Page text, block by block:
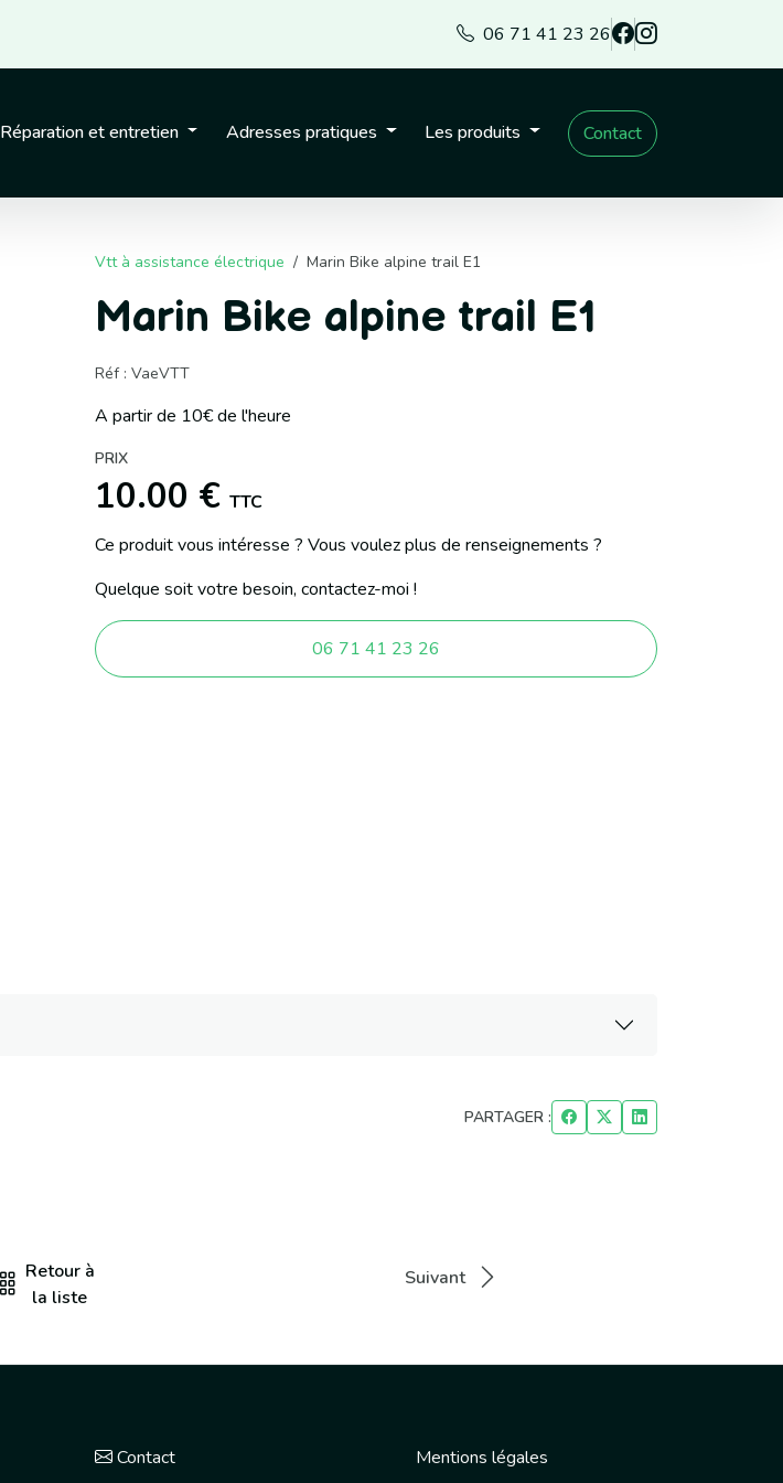
06 71 41 23 26
Réparation et entretien Adresses pratiques Les produits Contact
Vtt à assistance électrique Marin Bike alpine trail E1
Marin Bike alpine trail E1
Réf : VaeVTT
A partir de 10€ de l'heure
PRIX
10.00 € TTC
Ce produit vous intéresse ? Vous voulez plus de renseignements ?
Quelque soit votre besoin, contactez-moi !
06 71 41 23 26
PARTAGER :
Retour à
la liste
Suivant
Contact
Mentions légales